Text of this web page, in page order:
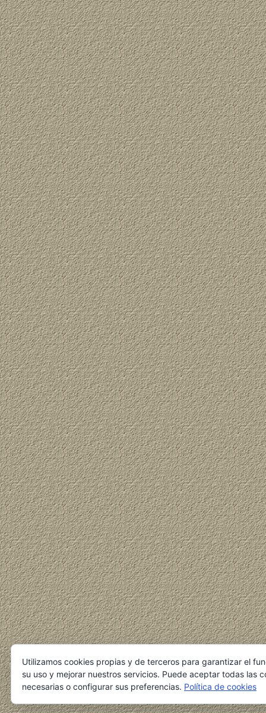
Utilizamos cookies propias y de terceros para garantizar el
su uso y mejorar nuestros servicios. Puede aceptar todas las
necesarias o configurar sus preferencias. Política de cookies